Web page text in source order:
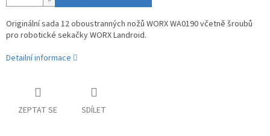
Originální sada 12 oboustranných nožů WORX WA0190 včetně šroubů
pro robotické sekačky WORX Landroid.
Detailní informace
ZEPTAT SE SDÍLET